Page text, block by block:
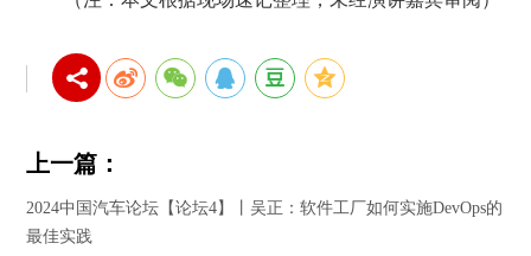
上一篇：
2024中国汽车论坛【论坛4】丨吴正：软件工厂如何实施DevOps的
最佳实践